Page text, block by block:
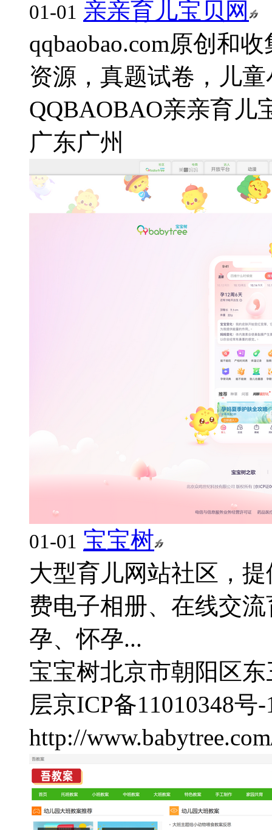
01-01 亲亲育儿宝贝网
qqbaobao.com原创和
资源，真题试卷，儿
QQBAOBAO亲亲育儿
广东广州
01-01 宝宝树
大型育儿网站社区，
费电子相册、在线交
孕、怀孕...
宝宝树北京市朝阳区
层京ICP备11010348号-
http://